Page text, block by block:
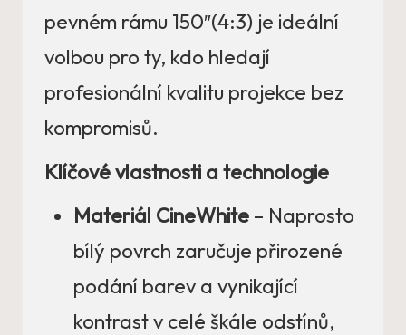
pevném rámu 150″(4:3) je ideální
volbou pro ty, kdo hledají
profesionální kvalitu projekce bez
kompromisů.
Klíčové vlastnosti a technologie
Materiál CineWhite – Naprosto
bílý povrch zaručuje přirozené
podání barev a vynikající
kontrast v celé škále odstínů,